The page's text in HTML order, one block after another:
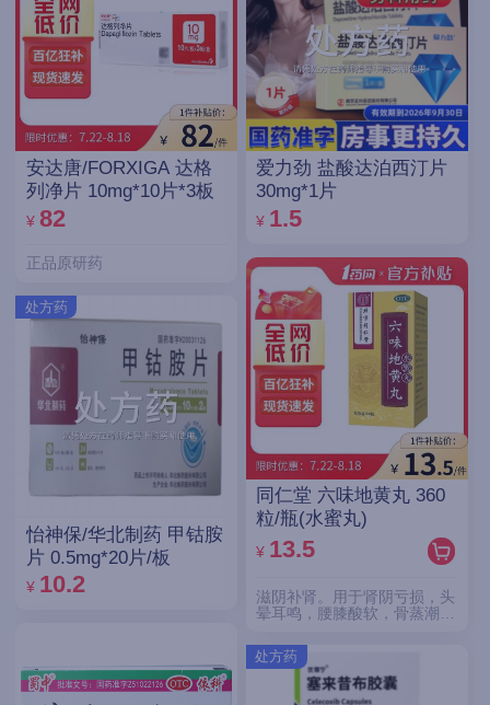
安达唐/FORXIGA 达格
列净片 10mg*10片*3板
¥ 82
正品原研药
处方药
怡神保/华北制药 甲钴胺
片 0.5mg*20片/板
¥ 10.2
爱力劲 盐酸达泊西汀片
30mg*1片
¥ 1.5
同仁堂 六味地黄丸 360
粒/瓶(水蜜丸)
¥ 13.5
滋阴补肾。用于肾阴亏损，头
晕耳鸣，腰膝酸软，骨蒸潮
处方药